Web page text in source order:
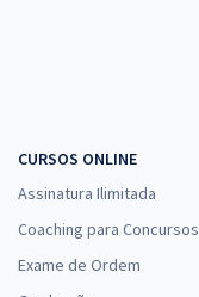
CURSOS ONLINE
Assinatura Ilimitada
Coaching para Concursos
Exame de Ordem